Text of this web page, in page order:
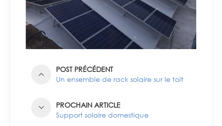
POST PRÉCÉDENT
Un ensemble de rack solaire sur le toit
PROCHAIN ARTICLE
Support solaire domestique